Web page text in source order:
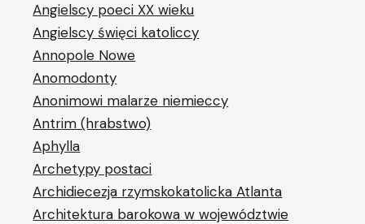
Angielscy poeci XX wieku
Angielscy święci katoliccy
Annopole Nowe
Anomodonty
Anonimowi malarze niemieccy
Antrim (hrabstwo)
Aphylla
Archetypy postaci
Archidiecezja rzymskokatolicka Atlanta
Architektura barokowa w województwie